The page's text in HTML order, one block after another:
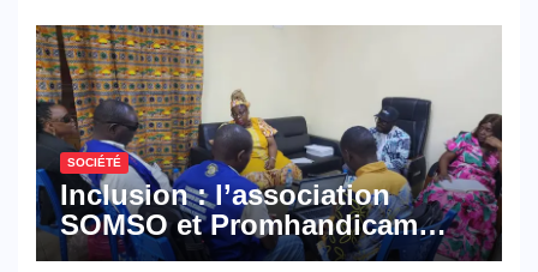
SOCIÉTÉ
Inclusion : l’association
SOMSO et Promhandicam
militent en faveur d’une